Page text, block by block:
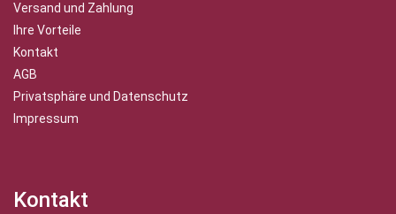
Versand und Zahlung
Ihre Vorteile
Kontakt
AGB
Privatsphäre und Datenschutz
Impressum
Kontakt